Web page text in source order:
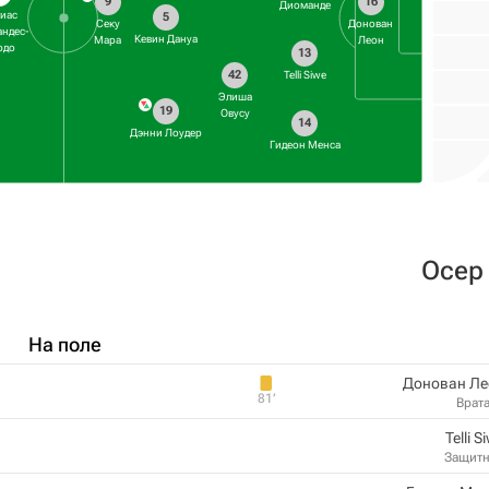
Донован
Леон
Диоманде
13
Telli Siwe
14
Гидеон Менса
42
Элиша
Овусу
5
Кевин Дануа
19
Дэнни Лоудер
Секу
Мара
На поле
Осер
Донован
81‎’‎
Telli